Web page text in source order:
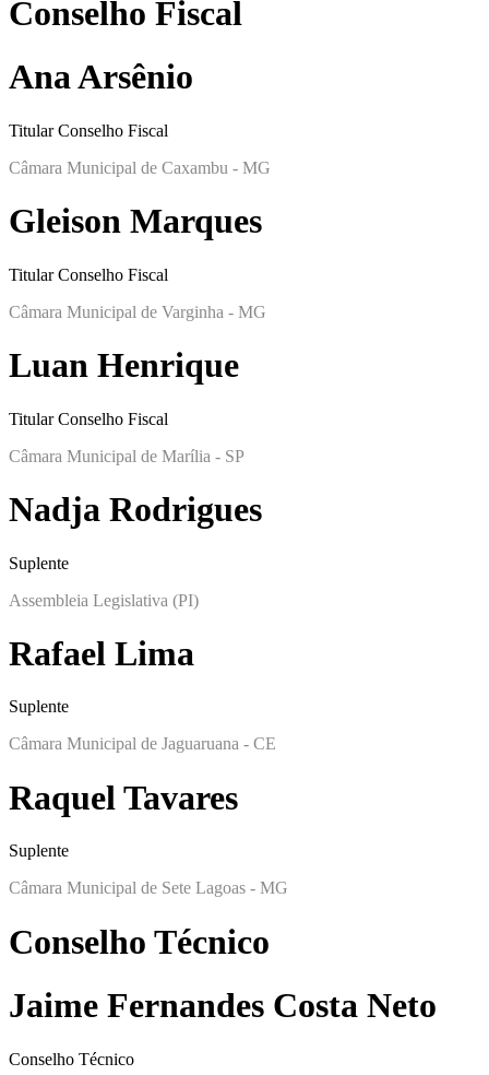
Conselho Fiscal
Ana Arsênio
Titular Conselho Fiscal
Câmara Municipal de Caxambu - MG
Gleison Marques
Titular Conselho Fiscal
Câmara Municipal de Varginha - MG
Luan Henrique
Titular Conselho Fiscal
Câmara Municipal de Marília - SP
Nadja Rodrigues
Suplente
Assembleia Legislativa (PI)
Rafael Lima
Suplente
Câmara Municipal de Jaguaruana - CE
Raquel Tavares
Suplente
Câmara Municipal de Sete Lagoas - MG
Conselho Técnico
Jaime Fernandes Costa Neto
Conselho Técnico